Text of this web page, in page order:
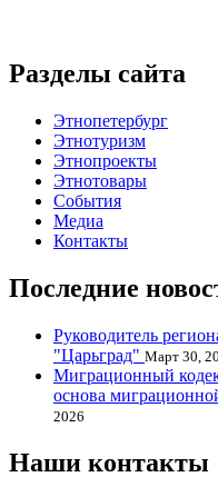
Разделы сайта
Этнопетербург
Этнотуризм
Этнопроекты
Этнотовары
События
Медиа
Контакты
Последние
Руководитель
"Царьград" Март 30,
Миграционный
основа
2026
Наши контакты